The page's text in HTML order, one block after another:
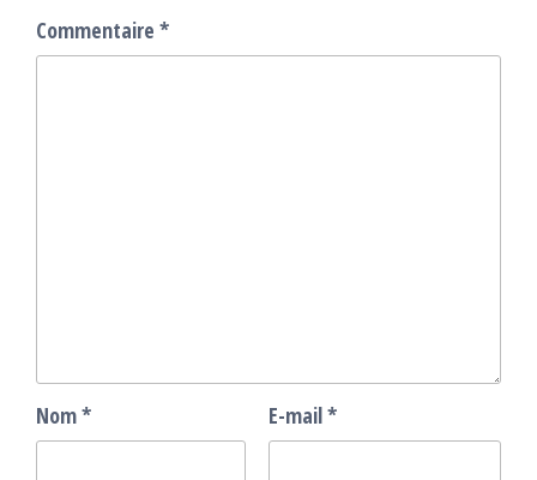
Commentaire *
Nom* E-mail*